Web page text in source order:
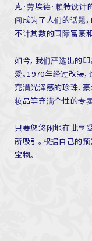
克·劳埃德·赖特设计
间成为了人们的话题
不计其数的国际富豪
如今，我们严选出的
爱。1970年经过改装
充满光泽感的珍珠、
妆品等充满个性的专
只要您悠闲地在此享
所吸引。根据自己的
宝物。